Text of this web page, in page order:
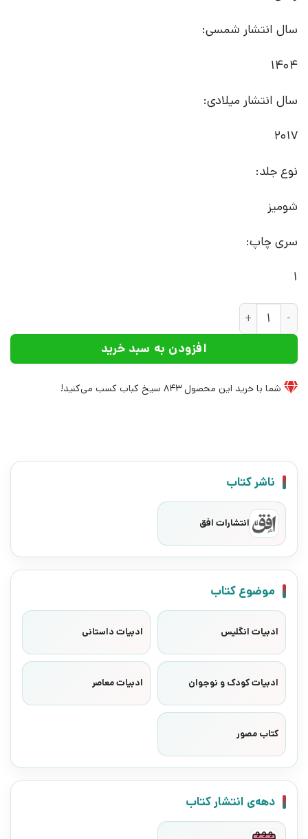
سال انتشار شمسی:
1404
سال انتشار میلادی:
2017
نوع جلد:
شومیز
سری چاپ:
1
کتاب مجموعه بیلی و هیولاهای فسقلی (7جلدی) | انتشارات افق عدد
افزودن به سبد خرید
شما با خرید این محصول843 سیخ کباب کسب می‌کنید!
ناشر کتاب
انتشارات افق
موضوع کتاب
ادبیات انگلیس ادبیات داستانی
ادبیات کودک و نوجوان ادبیات معاصر
کتاب مصور
دهه‌ی انتشار کتاب